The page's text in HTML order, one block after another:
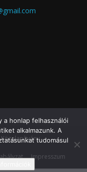
Impresszum
a honlap felhasználói
alkalmazunk. A
tudomásul